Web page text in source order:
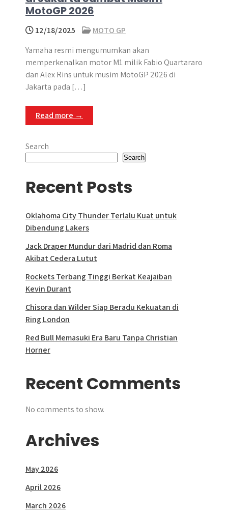
MotoGP 2026
12/18/2025
MOTO GP
Yamaha resmi mengumumkan akan
memperkenalkan motor M1 milik Fabio Quartararo
dan Alex Rins untuk musim MotoGP 2026 di
Jakarta pada […]
Read more →
Search
Search
Recent Posts
Oklahoma City Thunder Terlalu Kuat untuk
Dibendung Lakers
Jack Draper Mundur dari Madrid dan Roma
Akibat Cedera Lutut
Rockets Terbang Tinggi Berkat Keajaiban
Kevin Durant
Chisora dan Wilder Siap Beradu Kekuatan di
Ring London
Red Bull Memasuki Era Baru Tanpa Christian
Horner
Recent Comments
No comments to show.
Archives
May 2026
April 2026
March 2026